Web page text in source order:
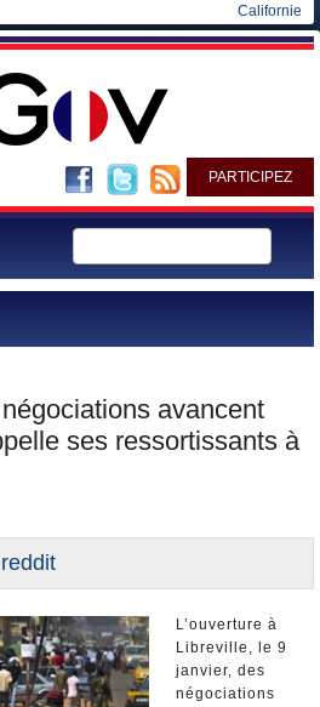
Californie
PARTICIPEZ
avancent
ses ressortissants à
L’ouverture à
Libreville, le 9
janvier, des
négociations